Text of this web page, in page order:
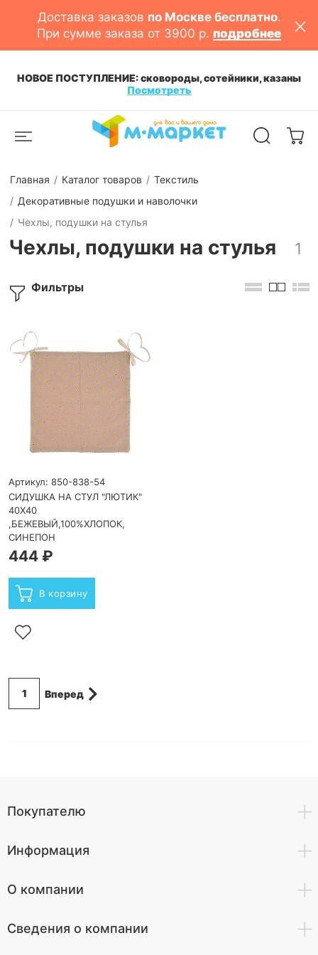
Доставка заказов по Москве бесплатно.
При сумме заказа от 3900 р. подробнее
НОВОЕ ПОСТУПЛЕНИЕ: сковороды, сотейники, казаны
Посмотреть
Главная Каталог товаров
Текстиль
Декоративные подушки и наволочки
Чехлы, подушки на стулья
Чехлы, подушки на стулья 1
Фильтры
Артикул: 850-838-54
СИДУШКА НА СТУЛ "ЛЮТИК"
40Х40
,БЕЖЕВЫЙ,100%ХЛОПОК,
СИНЕПОН
444 ₽
В корзину
1 Вперед
Покупателю
Информация
О компании
Сведения о компании